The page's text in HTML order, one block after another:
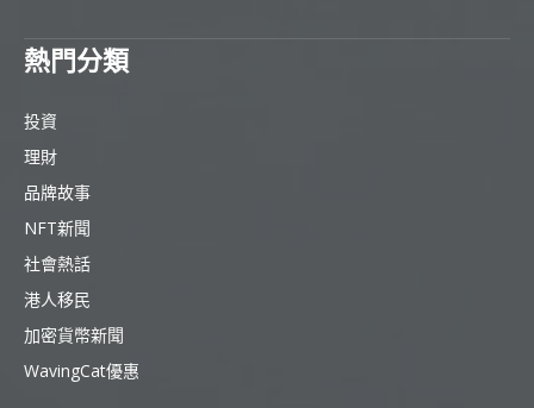
熱門分類
投資
理財
品牌故事
NFT新聞
社會熱話
港人移民
加密貨幣新聞
WavingCat優惠